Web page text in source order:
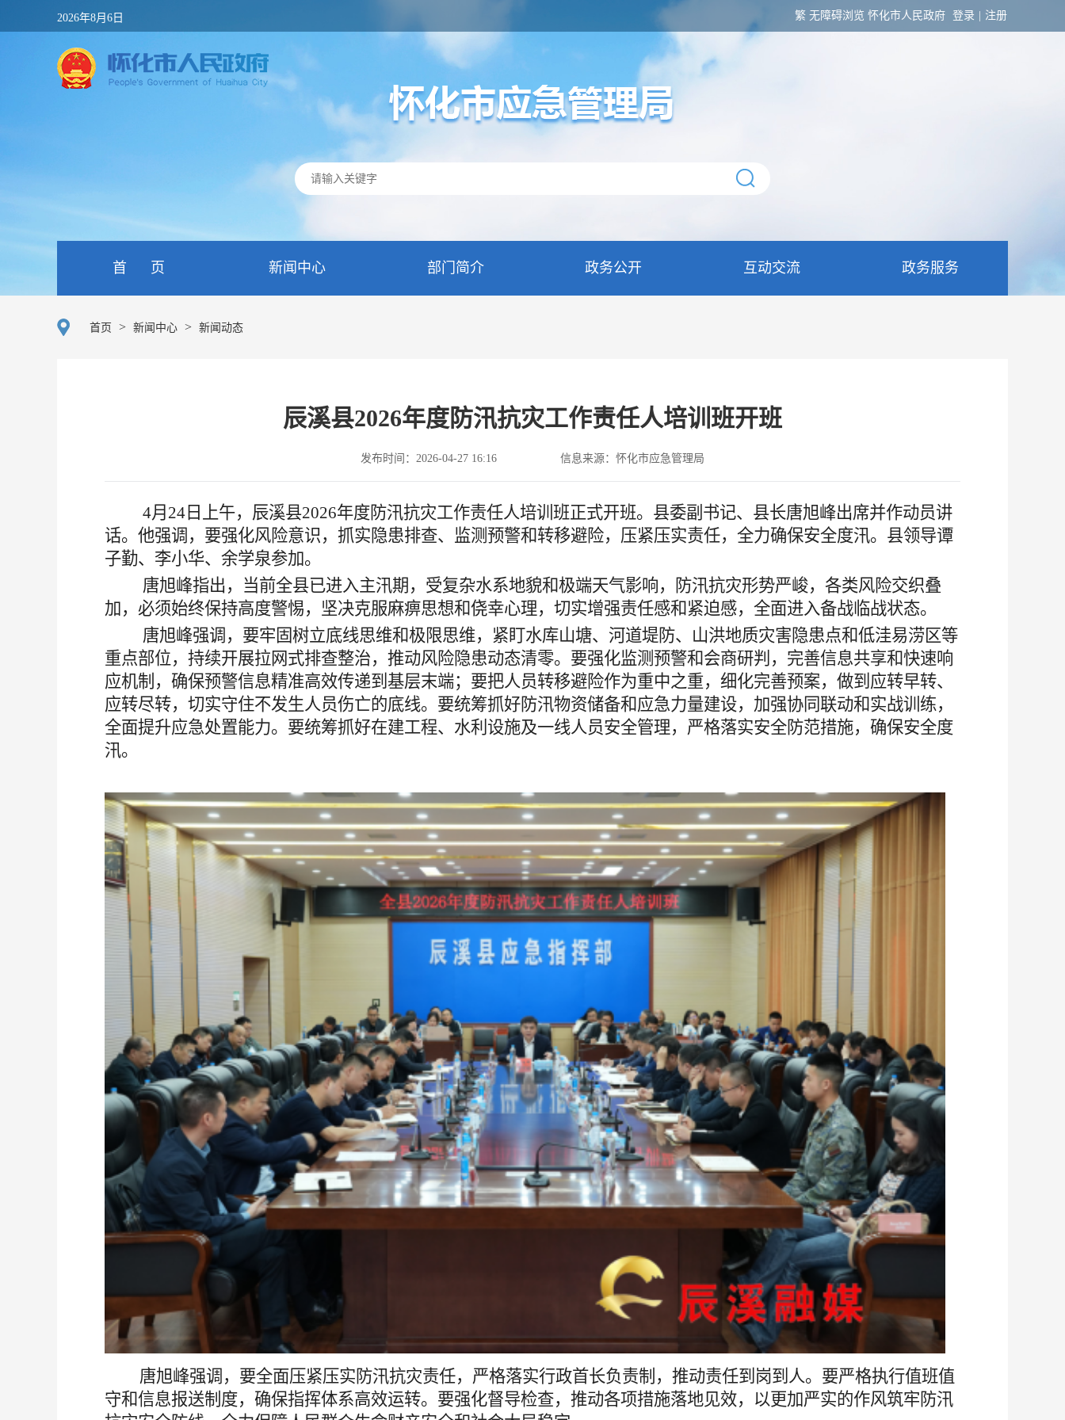
2026年8月6日 繁 无障碍浏览 怀化市人民政府 登录 注册
首 页 新闻中心 部门简介 政务公开 互动交流 政务服务
首页 > 新闻中心 > 新闻动态
辰溪县2026年度防汛抗灾工作责任人培训班开班
发布时间：2026-04-27 16:16 信息来源：怀化市应急管理局
4月24日上午，辰溪县2026年度防汛抗灾工作责任人培训班正式开班。县委副书记、县长唐旭峰出席并作动员讲
话。他强调，要强化风险意识，抓实隐患排查、监测预警和转移避险，压紧压实责任，全力确保安全度汛。 县领导谭
子勤、 李小华、余学泉参加。
唐旭峰指出，当前全县已进入主汛期，受复杂水系地貌和极端天气影响，防汛抗灾形势严峻，各类风险交织叠
加，必须始终保持高度警惕，坚决克服麻痹思想和侥幸心理，切实增强责任感和紧迫感，全面进入备战临战状态。
唐旭峰强调，要牢固树立底线思维和极限思维，紧盯水库山塘、河道堤防、山洪地质灾害隐患点和低洼易涝区等
重点部位，持续开展拉网式排查整治，推动风险隐患动态清零。 要强化监测预警和会商研判，完善信息共享和快速响
应机制，确保预警信息精准高效传递到基层末端；要把人员转移避险作为重中之重，细化完善预案，做到应转早转、
应转尽转，切实守住不发生人员伤亡的底线。 要统筹抓好防汛物资储备和应急力量建设，加强协同联动和实战训练，
全面提升应急处置能力。 要统筹抓好在建工程、水利设施及一线人员安全管理，严格落实安全防范措施，确保安全度
汛。
唐旭峰强调，要全面压紧压实防汛抗灾责任，严格落实行政首长负责制，推动责任到岗到人。 要严格执行值班值
守和信息报送制度，确保指挥体系高效运转。 要强化督导检查，推动各项措施落地见效，以更加严实的作风筑牢防汛